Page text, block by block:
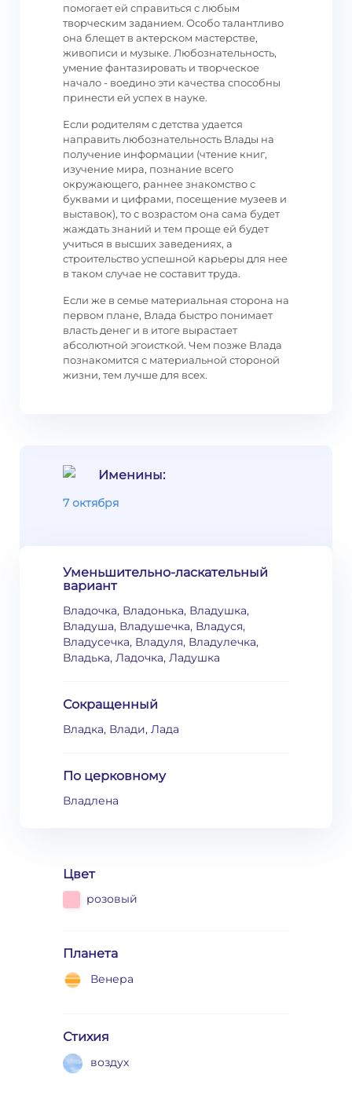
помогает ей справиться с любым
творческим заданием. Особо талантливо
она блещет в актерском мастерстве,
живописи и музыке. Любознательность,
умение фантазировать и творческое
начало - воедино эти качества способны
принести ей успех в науке.
Если родителям с детства удается
направить любознательность Влады на
получение информации (чтение книг,
изучение мира, познание всего
окружающего, раннее знакомство с
буквами и цифрами, посещение музеев и
выставок), то с возрастом она сама будет
жаждать знаний и тем проще ей будет
учиться в высших заведениях, а
строительство успешной карьеры для нее
в таком случае не составит труда.
Если же в семье материальная сторона на
первом плане, Влада быстро понимает
власть денег и в итоге вырастает
абсолютной эгоисткой. Чем позже Влада
познакомится с материальной стороной
жизни, тем лучше для всех.
Именины:
7 октября
Уменьшительно-ласкательный
вариант
Владочка, Владонька, Владушка,
Владуша, Владушечка, Владуся,
Владусечка, Владуля, Владулечка,
Владька, Ладочка, Ладушка
Сокращенный
Владка, Влади, Лада
По церковному
Владлена
Цвет
розовый
Планета
Венера
Стихия
воздух